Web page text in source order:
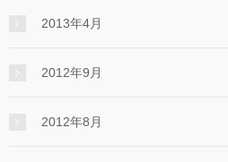
2013年4月
2012年9月
2012年8月